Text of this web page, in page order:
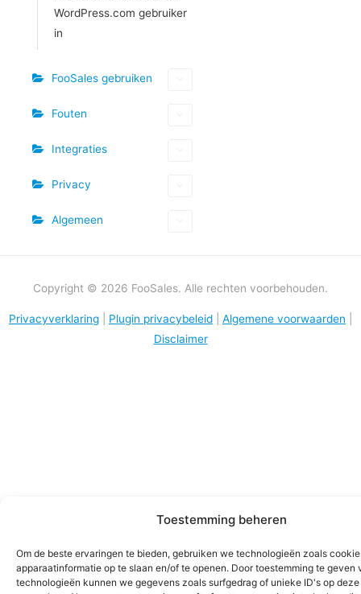
Toestemming beheren
Om de beste ervaringen te bieden, gebruiken we technologieën zoals
apparaatinformatie op te slaan en/of te openen. Door toestemming te geven
technologieën kunnen we gegevens zoals surfgedrag of unieke ID's op
WordPress.com gebruiker
in
FooSales gebruiken
Fouten
Integraties
Privacy
Algemeen
Copyright © 2026 FooSales. Alle rechten voorbehouden.
Privacyverklaring Plugin privacybeleid Algemene voorwaarden
Disclaimer